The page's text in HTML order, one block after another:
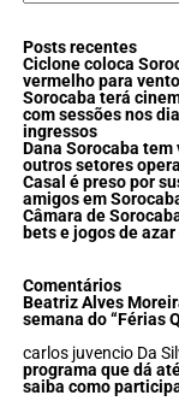
Posts recentes
Ciclone coloca
vermelho para
Sorocaba terá
com sessões nos
ingressos
Dana Sorocaba
outros setores
Casal é preso por
amigos em
Câmara de
bets e jogos de
Comentários
Beatriz Alves
semana do “Férias
carlos juvencio Da
programa que dá
saiba como